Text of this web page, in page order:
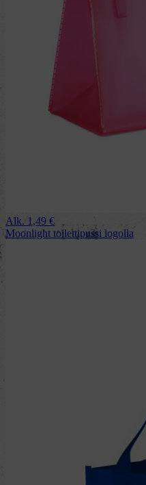
Alk. 1,49 €
Moonlight toilettipussi logolla